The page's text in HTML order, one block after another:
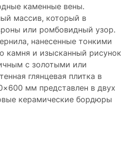
каменные вены.
массив, который в
или ромбовидный узор.
нанесенные тонкими
камня и изысканный рисунок
с золотыми или
глянцевая плитка в
мм представлен в двух
керамические бордюры